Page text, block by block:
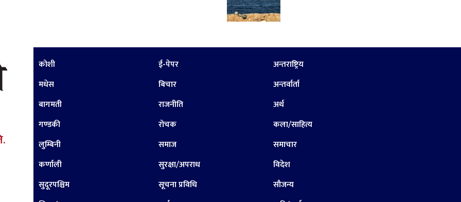
कोशी
मधेस
बागमती
गण्डकी
लुम्बिनी
कर्णाली
सुदूरपश्चिम
ई-पेपर
बिचार
राजनीति
रोचक
समाज
सुरक्षा/अपराध
सूचना प्रविधि
अन्तराष्ट्रिय
अन्तर्वार्ता
अर्थ
कला/साहित्य
समाचार
विदेश
सौजन्य